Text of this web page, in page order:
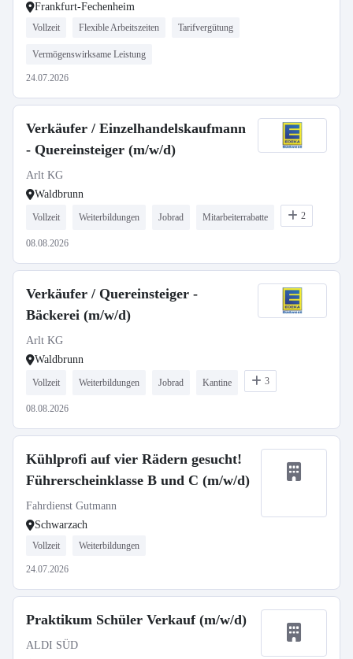
Frankfurt-Fechenheim
Vollzeit Flexible Arbeitszeiten Tarifvergütung
Vermögenswirksame Leistung
24.07.2026
Verkäufer / Einzelhandelskaufmann
- Quereinsteiger (m/w/d)
Arlt KG
Waldbrunn
Vollzeit Weiterbildungen Jobrad Mitarbeiterrabatte 2
08.08.2026
Verkäufer / Quereinsteiger -
Bäckerei (m/w/d)
Arlt KG
Waldbrunn
Vollzeit Weiterbildungen Jobrad Kantine 3
08.08.2026
Kühlprofi auf vier Rädern gesucht!
Führerscheinklasse B und C (m/w/d)
Fahrdienst Gutmann
Schwarzach
Vollzeit Weiterbildungen
24.07.2026
Praktikum Schüler Verkauf (m/w/d)
ALDI SÜD